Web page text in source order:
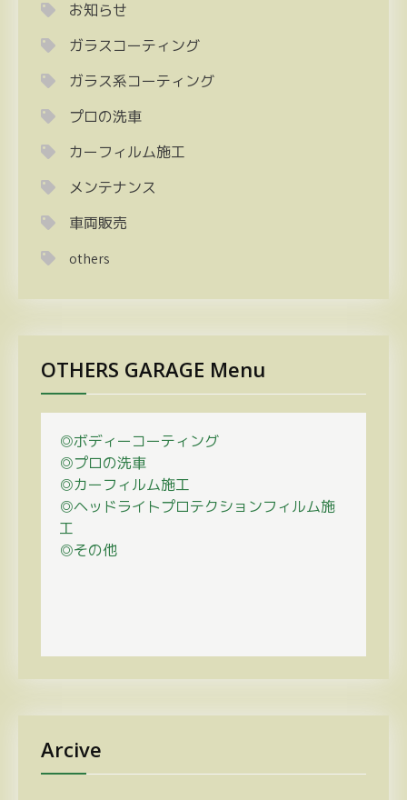
お知らせ
ガラスコーティング
ガラス系コーティング
プロの洗車
カーフィルム施工
メンテナンス
車両販売
others
OTHERS GARAGE Menu
◎ボディーコーティング
◎プロの洗車
◎カーフィルム施工
◎ヘッドライトプロテクションフィルム施
工
◎その他
Arcive